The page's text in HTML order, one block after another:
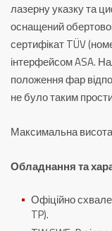
лазерну указку та
оснащений
сертифікат TÜV
інтерфейсом ASA.
положення фар
не було таким
Максимальна
Обладнання та
Офіційно
TP).